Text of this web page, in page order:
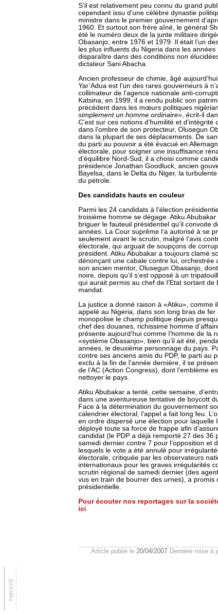
S’il est relativement peu connu du grand
cependant issu d’une célèbre dynastie
ministre dans le premier gouvernement
1960. Et surtout son frère aîné, le général
été le numéro deux de la junte militaire
Obasanjo, entre 1976 et 1979. Il était l’un
les plus influents du Nigeria dans les
disparaître dans des conditions non
dictateur Sani Abacha.
Ancien professeur de chimie, âgé
Yar’Adua est l’un des rares gouverneurs à
collimateur de l’agence nationale anti-
Katsina, en 1999, il a rendu public son
précédent dans les mœurs politiques
simplement un homme ordinaire», écrit-il
C’est sur ces notions d’humilité et d’intégrité
dans l’ombre de son protecteur, Olusegun
dans la plupart de ses déplacements. De
du parti au pouvoir a été évacué en
électorale, pour soigner une insuffisance
d’équilibre Nord-Sud, il a choisi comme
présidence Jonathan Goodluck, ancien
Bayelsa, dans le Delta du Niger, la
du pétrole.
Des candidats hauts en couleur
Parmi les 24 candidats à l’élection
troisième homme se dégage. Atiku
briguer le fauteuil présidentiel qu’il convoite
années. La Cour suprême l’a autorisé à se
seulement avant le scrutin, malgré l’avis
électorale, qui arguait de soupçons de
président. Atiku Abubakar a toujours clamé
dénonçant une cabale contre lui, orchestrée
son ancien mentor, Olusegun Obasanjo,
noire, depuis qu’il s’est opposé à un
qui aurait permis au chef de l’Etat sortant
mandat.
La justice a donné raison à «Atiku», comme
appelé au Nigeria, dans son long bras de
monopolise le champ politique depuis
chef des douanes, richissime homme
présente aujourd’hui comme l’homme de la
«système Obasanjo», bien qu’il ait été,
années, le deuxième personnage du pays.
contre ses anciens amis du PDP, le parti au
exclu à la fin de l’année dernière, il se
de l’AC (Action Congress), dont l’emblème
nettoyer le pays.
Atiku Abubakar a tenté, cette semaine,
dans une aventureuse tentative de boycott
Face à la détermination du gouvernement
calendrier électoral, l’appel a fait long feu.
en ordre dispersé une élection pour laquelle
déployé toute sa force de frappe afin
candidat (le PDP a déjà remporté 27 des 36
samedi dernier contre 7 pour l’opposition et
lesquels le vote a été annulé pour
électorale, critiquée par les observateurs
internationaux pour les graves irrégularités
scrutin régional de samedi dernier (des
vus en train de bourrer des urnes), a promis
présidentielle.
Pour écouter nos reportages sur la
ici
Article publié le 20/04/2007 Dernière mise à